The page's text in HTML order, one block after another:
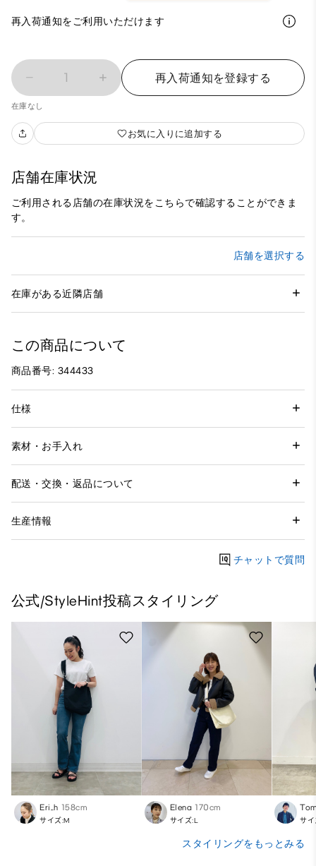
再入荷通知をご利用いただけます
1 再入荷通知を登録する
在庫なし
お気に入りに追加する
店舗在庫状況
ご利用される店舗の在庫状況をこちらで確認することができま
す。
店舗を選択する
在庫がある近隣店舗
この商品について
商品番号: 344433
仕様
素材・お手入れ
配送・交換・返品について
生産情報
チャットで質問
公式/StyleHint投稿スタイリング
Eri_h 158cm
サイズ:M
Elena 170cm
サイズ:L サ
スタイリングをもっとみる